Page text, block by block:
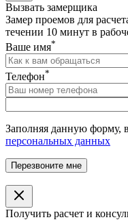
Вызвать замерщика
Замер проемов для
течении 10 минут в
Ваше имя*
Телефон*
Заполняя данную форму,
персональных данных
Получить расчет и